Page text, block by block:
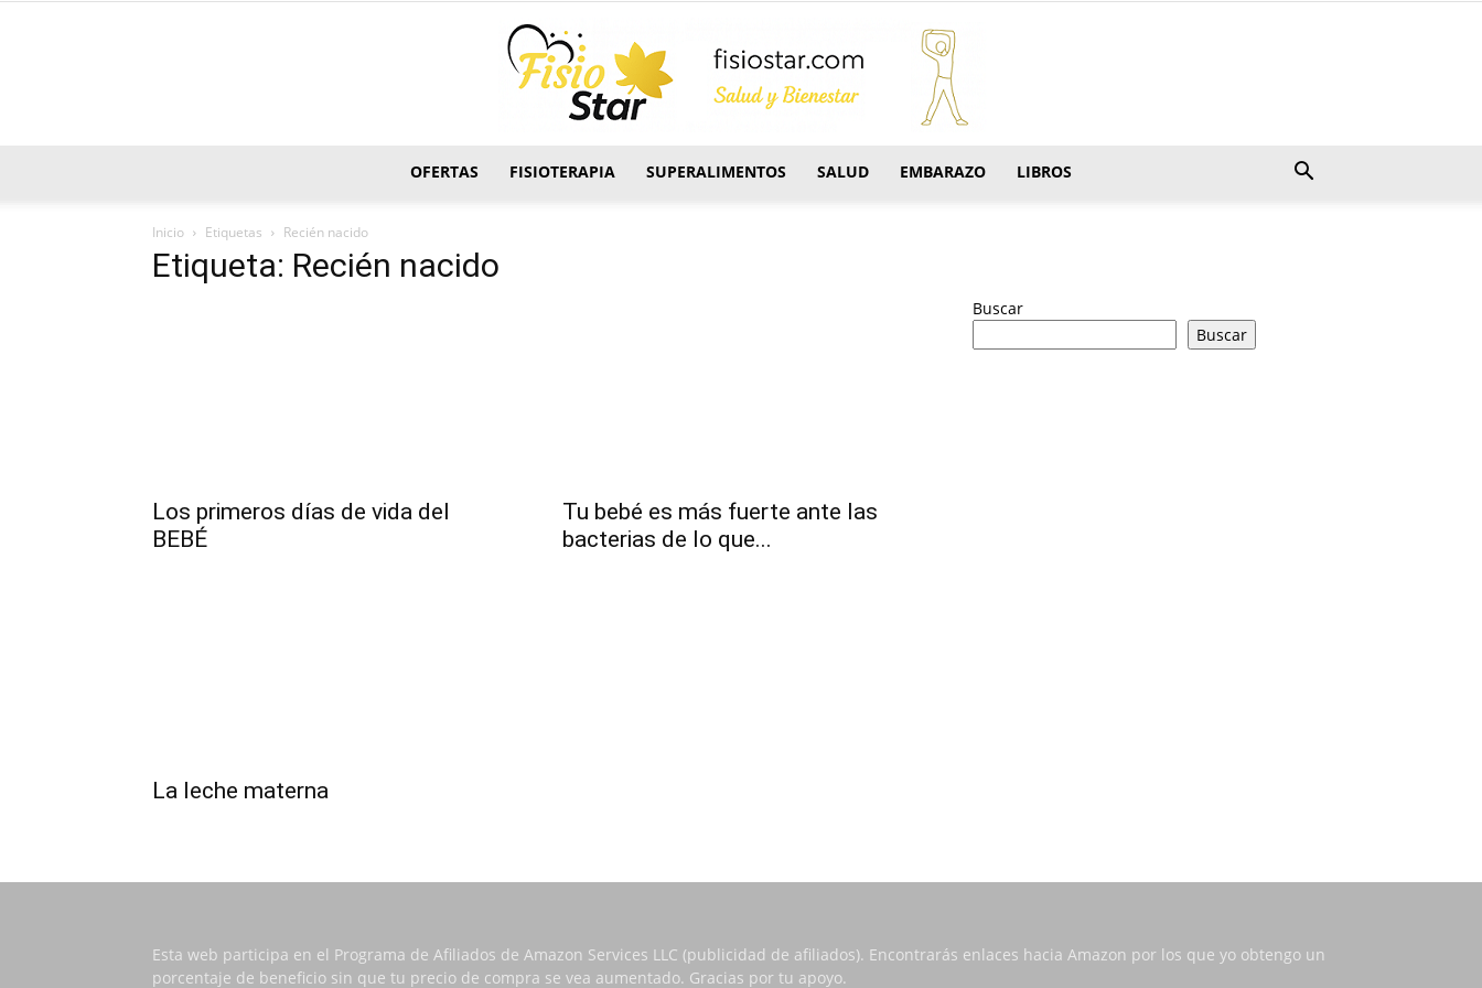
OFERTAS FISIOTERAPIA SUPERALIMENTOS SALUD EMBARAZO LIBROS
Inicio Etiquetas Recién nacido
Etiqueta: Recién nacido
Los primeros días de vida del
BEBÉ
Tu bebé es más fuerte ante las
bacterias de lo que...
La leche materna
Buscar
Buscar
Esta web participa en el Programa de Afiliados de Amazon Services LLC (publicidad de afiliados). Encontrarás enlaces hacia Amazon por los que yo obtengo un
porcentaje de beneficio sin que tu precio de compra se vea aumentado. Gracias por tu apoyo.